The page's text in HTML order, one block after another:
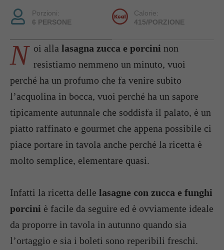
Porzioni:
6 PERSONE
Calorie:
415/PORZIONE
N oi alla lasagna zucca e porcini non
resistiamo nemmeno un minuto, vuoi
perché ha un profumo che fa venire subito
l’acquolina in bocca, vuoi perché ha un sapore
tipicamente autunnale che soddisfa il palato, è un
piatto raffinato e gourmet che appena possibile ci
piace portare in tavola anche perché la ricetta è
molto semplice, elementare quasi.
Infatti la ricetta delle lasagne con zucca e funghi
porcini è facile da seguire ed è ovviamente ideale
da proporre in tavola in autunno quando sia
l’ortaggio e sia i boleti sono reperibili freschi.